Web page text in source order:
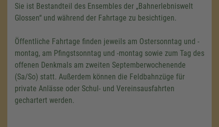
Sie ist Bestandteil des Ensembles der „Bahnerlebniswelt
Glossen“ und während der Fahrtage zu besichtigen.
Öffentliche Fahrtage finden jeweils am Ostersonntag und -
montag, am Pfingstsonntag und -montag sowie zum Tag des
offenen Denkmals am zweiten Septemberwochenende
(Sa/So) statt. Außerdem können die Feldbahnzüge für
private Anlässe oder Schul- und Vereinsausfahrten
gechartert werden.